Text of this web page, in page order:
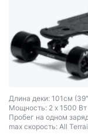
Длина деки: 101см
Мощность: 2 x 1500 Вт
Пробег на одном
max скорость: All